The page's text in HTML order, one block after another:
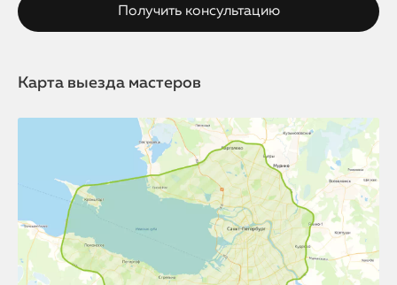
Карта выезда мастеров